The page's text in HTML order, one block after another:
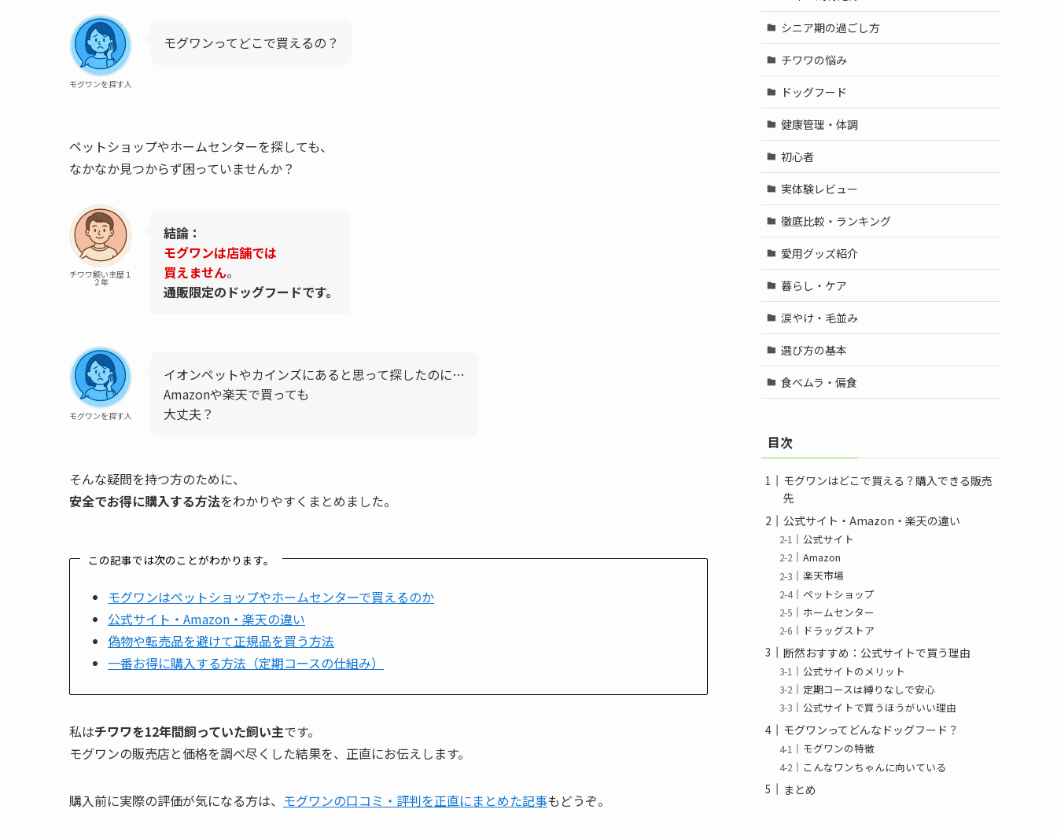
モグワンを探す人
モグワンってどこで買えるの？
ペットショップやホームセンターを探しても、
なかなか見つからず困っていませんか？
チワワ飼い主歴１
２年
結論：
モグワンは店舗では
買えません。
通販限定のドッグフードです。
モグワンを探す人
イオンペットやカインズにあると思って探したのに…
Amazonや楽天で買っても
大丈夫？
そんな疑問を持つ方のために、
安全でお得に購入する方法をわかりやすくまとめました。
この記事では次のことがわかります。
モグワンはペットショップやホームセンターで買えるのか
公式サイト・Amazon・楽天の違い
偽物や転売品を避けて正規品を買う方法
一番お得に購入する方法（定期コースの仕組み）
私はチワワを12年間飼っていた飼い主です。
モグワンの販売店と価格を調べ尽くした結果を、正直にお伝えします。
購入前に実際の評価が気になる方は、 モグワンの口コミ・評判を正直にまとめた記事もどうぞ。
シニア期の過ごし方
チワワの悩み
ドッグフード
健康管理・体調
初心者
実体験レビュー
徹底比較・ランキング
愛用グッズ紹介
暮らし・ケア
涙やけ・毛並み
選び方の基本
食べムラ・偏食
目次
モグワンはどこで買える？購入できる販売
先
公式サイト・Amazon・楽天の違い
公式サイト
Amazon
楽天市場
ペットショップ
ホームセンター
ドラッグストア
断然おすすめ：公式サイトで買う理由
公式サイトのメリット
定期コースは縛りなしで安心
公式サイトで買うほうがいい理由
モグワンってどんなドッグフード？
モグワンの特徴
こんなワンちゃんに向いている
まとめ